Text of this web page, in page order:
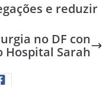
e reduzir
no DF con
Hospital Sarah